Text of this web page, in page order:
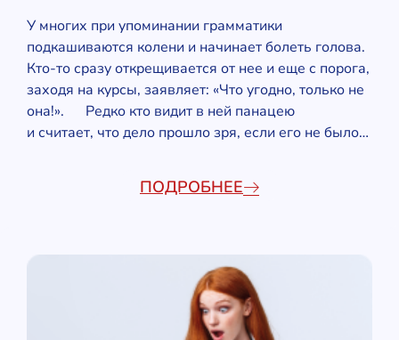
У многих при упоминании грамматики
подкашиваются колени и начинает болеть голова.
Кто-то сразу открещивается от нее и еще с порога,
заходя на курсы, заявляет: «Что угодно, только не
она!». Редко кто видит в ней панацею
и считает, что дело прошло зря, если его не было…
ПОДРОБНЕЕ